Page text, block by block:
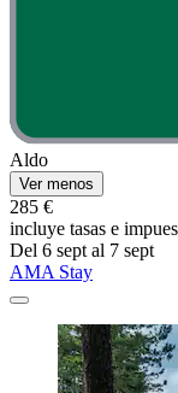
Aldo
Ver menos
285 €
incluye tasas e
Del 6 sept al 7 sept
AMA Stay